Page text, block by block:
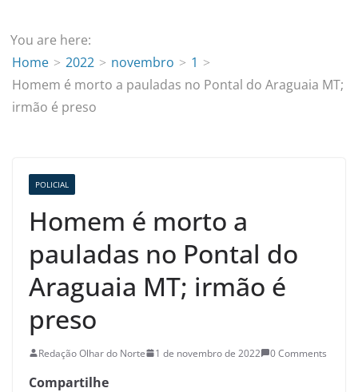
You are here:
Home
2022 novembro
1
Homem é morto a pauladas no Pontal do Araguaia MT;
irmão é preso
POLICIAL
Homem é morto a
pauladas no Pontal do
Araguaia MT; irmão é
preso
Redação Olhar do Norte 1 de novembro de 2022 0 Comments
Compartilhe